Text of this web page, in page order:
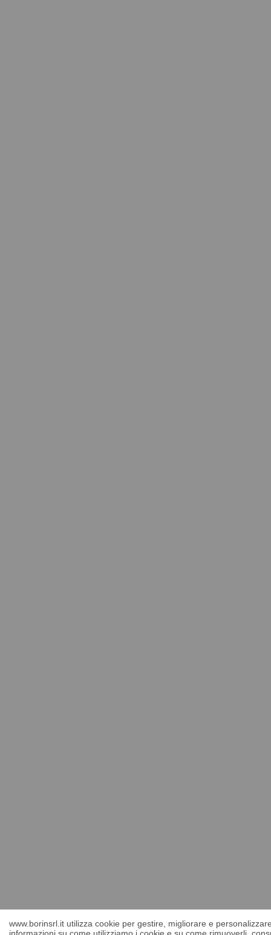
www.borinsrl.it utilizza cookie per gestire, migliorare e